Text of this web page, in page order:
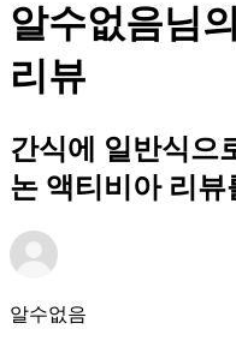
알수없음님
리뷰
간식에 일반식으
논 액티비아 리
알수없음